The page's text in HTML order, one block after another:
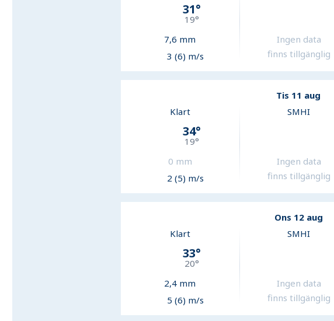
31°
19°
7,6 mm
3 (6) m/s
Ingen data
finns tillgänglig
Tis 11 aug
Klart
34°
19°
0 mm
2 (5) m/s
SMHI
Ingen data
finns tillgänglig
Ons 12 aug
Klart
33°
20°
2,4 mm
5 (6) m/s
SMHI
Ingen data
finns tillgänglig